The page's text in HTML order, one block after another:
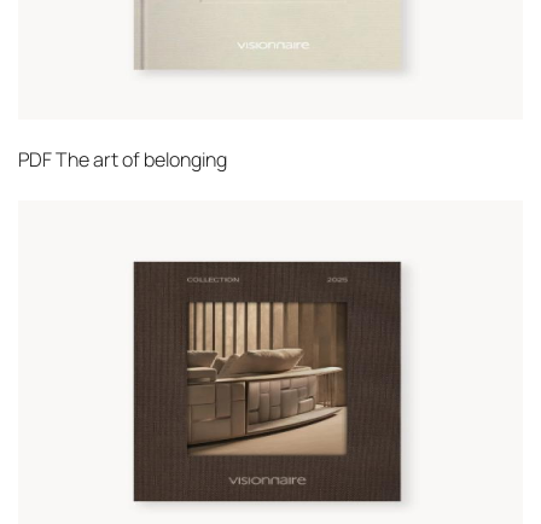
PDFThe art of belonging